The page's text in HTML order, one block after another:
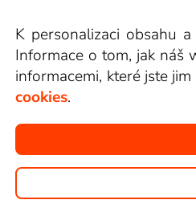
K personalizaci obsahu
Informace o tom, jak náš
informacemi, které jste
cookies.